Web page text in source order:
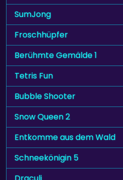
SumJong
Froschhüpfer
Berühmte Gemälde 1
Tetris Fun
Bubble Shooter
Snow Queen 2
Entkomme aus dem Wald
Schneekönigin 5